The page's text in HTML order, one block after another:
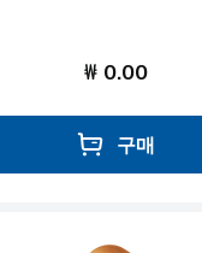
₩ 0.00
구매